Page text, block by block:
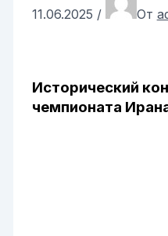
11.06.2025 / От
Исторический
чемпионата